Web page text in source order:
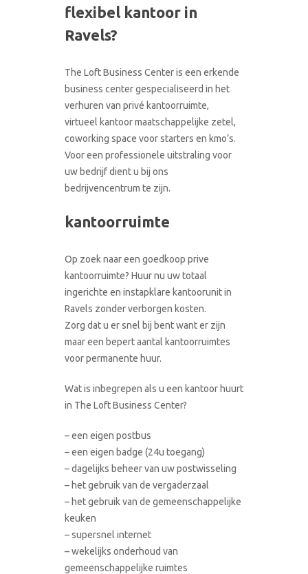
CONTACT
flexibel kantoor in
Ravels?
The Loft Business Center is een erkende
business center gespecialiseerd in het
verhuren van privé kantoorruimte,
virtueel kantoor maatschappelijke zetel,
coworking space voor starters en kmo’s.
Voor een professionele uitstraling voor
uw bedrijf dient u bij ons
bedrijvencentrum te zijn.
kantoorruimte
Op zoek naar een goedkoop prive
kantoorruimte? Huur nu uw totaal
ingerichte en instapklare kantoorunit in
Ravels zonder verborgen kosten.
Zorg dat u er snel bij bent want er zijn
maar een bepert aantal kantoorruimtes
voor permanente huur.
Wat is inbegrepen als u een kantoor huurt
in The Loft Business Center?
– een eigen postbus
– een eigen badge (24u toegang)
– dagelijks beheer van uw postwisseling
– het gebruik van de vergaderzaal
– het gebruik van de gemeenschappelijke
keuken
– supersnel internet
– wekelijks onderhoud van
gemeenschappelijke ruimtes